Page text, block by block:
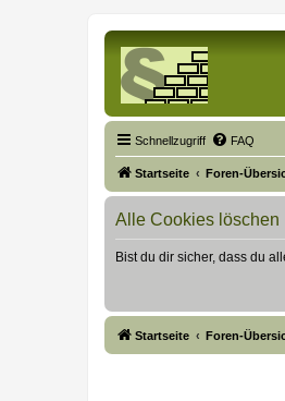
Schnellzugriff FAQ
Startseite Foren-
Alle Cookies löschen
Bist du dir sicher, dass du
Startseite Foren-